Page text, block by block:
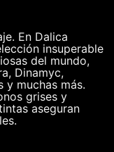
En Dalica
insuperable
del mundo,
Dinamyc,
y muchas más.
grises y
aseguran